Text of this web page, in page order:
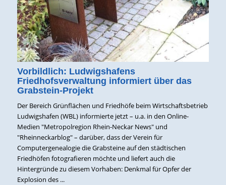
Vorbildlich: Ludwigshafens
Friedhofsverwaltung informiert über das
Grabstein-Projekt
Der Bereich Grünflächen und Friedhöfe beim Wirtschaftsbetrieb
Ludwigshafen (WBL) informierte jetzt – u.a. in den Online-
Medien "Metropolregion Rhein-Neckar News" und
"Rheinneckarblog" – darüber, dass der Verein für
Computergenealogie die Grabsteine auf den städtischen
Friedhöfen fotografieren möchte und liefert auch die
Hintergründe zu diesem Vorhaben: Denkmal für Opfer der
Explosion des ...